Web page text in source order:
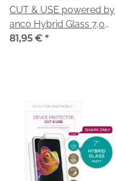
CUT & USE powered by
anco Hybrid Glass 7,0
Zoll Rohlinge - 10+1 Stück
81,95 € *